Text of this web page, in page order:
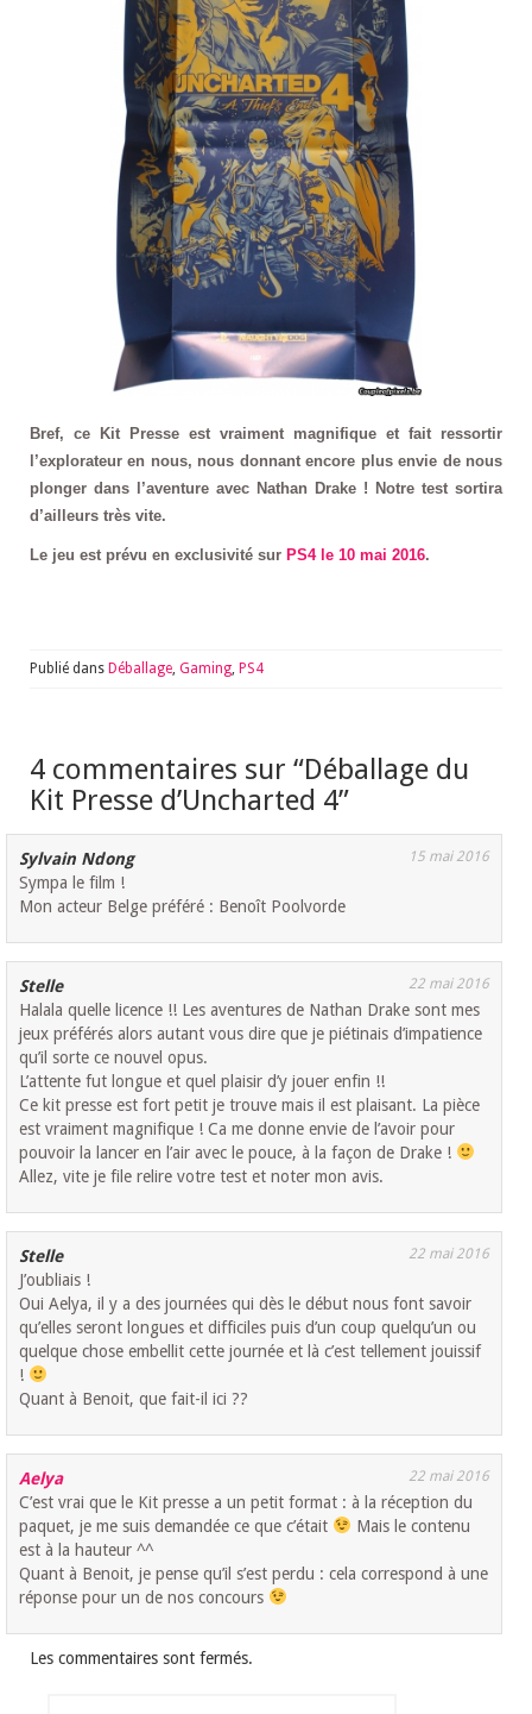
Bref, ce Kit Presse est vraiment magnifique et fait ressortir
l’explorateur en nous, nous donnant encore plus envie de nous
plonger dans l’aventure avec Nathan Drake ! Notre test sortira
d’ailleurs très vite.
Le jeu est prévu en exclusivité sur PS4 le 10 mai 2016.
Publié dans Déballage, Gaming, PS4
4 commentaires sur “Déballage du
Kit Presse d’Uncharted 4”
Sylvain Ndong 15 mai 2016
Sympa le film !
Mon acteur Belge préféré : Benoît Poolvorde
Stelle 22 mai 2016
Halala quelle licence !! Les aventures de Nathan Drake sont mes
jeux préférés alors autant vous dire que je piétinais d’impatience
qu’il sorte ce nouvel opus.
L’attente fut longue et quel plaisir d’y jouer enfin !!
Ce kit presse est fort petit je trouve mais il est plaisant. La pièce
est vraiment magnifique ! Ca me donne envie de l’avoir pour
pouvoir la lancer en l’air avec le pouce, à la façon de Drake !
Allez, vite je file relire votre test et noter mon avis.
Stelle 22 mai 2016
J’oubliais !
Oui Aelya, il y a des journées qui dès le début nous font savoir
qu’elles seront longues et difficiles puis d’un coup quelqu’un ou
quelque chose embellit cette journée et là c’est tellement jouissif
!
Quant à Benoit, que fait-il ici ??
Aelya 22 mai 2016
C’est vrai que le Kit presse a un petit format : à la réception du
paquet, je me suis demandée ce que c’était
Mais le contenu
est à la hauteur ^^
Quant à Benoit, je pense qu’il s’est perdu : cela correspond à une
réponse pour un de nos concours
Les commentaires sont fermés.